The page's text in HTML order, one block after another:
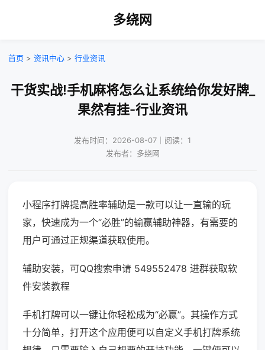
多绕网
首页 > 资讯中心 > 行业资讯
干货实战!手机麻将怎么让系统给你发好牌_
果然有挂-行业资讯
发布时间：2026-08-07｜阅读：1
发布者：多绕网
小程序打牌提高胜率辅助是一款可以让一直输的玩
家，快速成为一个“必胜”的输赢辅助神器，有需要的
用户可通过正规渠道获取使用。
辅助安装，可QQ搜索申请 549552478 进群获取软
件安装教程
手机打牌可以一键让你轻松成为“必赢”。其操作方式
十分简单，打开这个应用便可以自定义手机打牌系统